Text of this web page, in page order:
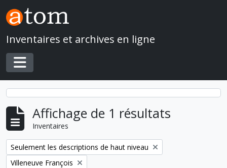
Skip to main content
Inventaires et archives en ligne
Toggle navigation
Affichage de 1 résultats
Inventaires
Remove filter:
Seulement les descriptions de haut niveau
Remove filter:
Villeneuve François